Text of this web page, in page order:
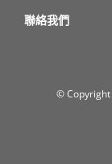
聯絡我們
© Copyright